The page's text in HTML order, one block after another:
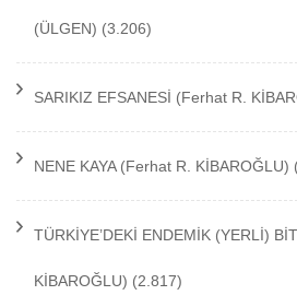
(ÜLGEN) (3.206)
SARIKIZ EFSANESİ (Ferhat R.
NENE KAYA (Ferhat R. KİBAROĞLU)
TÜRKİYE’DEKİ ENDEMİK (YERLİ)
KİBAROĞLU) (2.817)